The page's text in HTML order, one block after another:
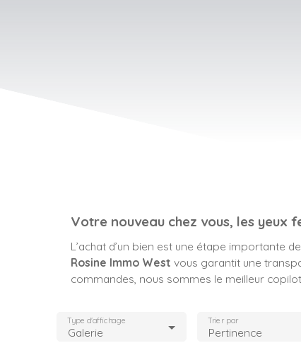
Votre nouveau chez vous, les yeux
L’achat d’un bien est une étape importante
Rosine Immo West vous garantit une
commandes, nous sommes le meilleur
Galerie
Type d'affichage
Pertinence
Trier par